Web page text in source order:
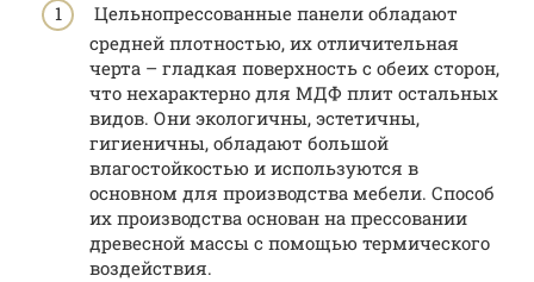
Цельнопрессованные панели обладают
средней плотностью, их отличительная
черта – гладкая поверхность с обеих сторон,
что нехарактерно для МДФ плит остальных
видов. Они экологичны, эстетичны,
гигиеничны, обладают большой
влагостойкостью и используются в
основном для производства мебели. Способ
их производства основан на прессовании
древесной массы с помощью термического
воздействия.